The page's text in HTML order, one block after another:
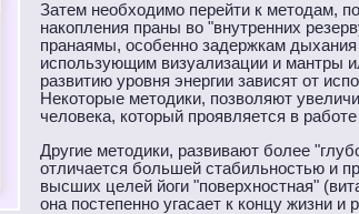
Затем необходимо перейти к методам,
накопления праны во "внутренних
пранаямы, особенно задержкам
использующим визуализации и мантры
развитию уровня энергии зависят от
Некоторые методики, позволяют
человека, который проявляется в
Другие методики, развивают более
отличается большей стабильностью и
высших целей йоги "поверхностная"
она постепенно угасает к концу жизни